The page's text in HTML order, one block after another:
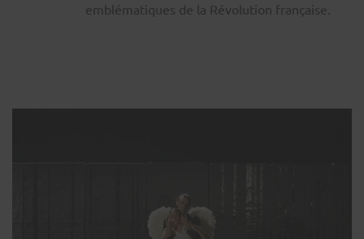
emblématiques de la Révolution française.